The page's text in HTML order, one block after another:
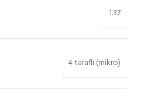
1.37
4 taraflı (mikro)